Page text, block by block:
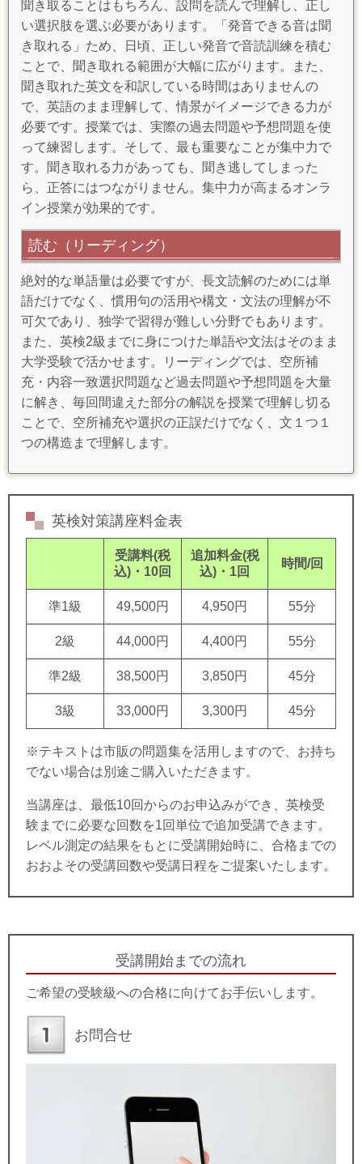
聞き取ることはもちろん、設問を読んで理解し、正し
い選択肢を選ぶ必要があります。「発音できる音は聞
き取れる」ため、日頃、正しい発音で音読訓練を積む
ことで、聞き取れる範囲が大幅に広がります。また、
聞き取れた英文を和訳している時間はありませんの
で、英語のまま理解して、情景がイメージできる力が
必要です。授業では、実際の過去問題や予想問題を使
って練習します。そして、最も重要なことが集中力で
す。聞き取れる力があっても、聞き逃してしまった
ら、正答にはつながりません。集中力が高まるオンラ
イン授業が効果的です。
読む（リーディング）
絶対的な単語量は必要ですが、長文読解のためには単
語だけでなく、慣用句の活用や構文・文法の理解が不
可欠であり、独学で習得が難しい分野でもあります。
また、英検2級までに身につけた単語や文法はそのまま
大学受験で活かせます。リーディングでは、空所補
充・内容一致選択問題など過去問題や予想問題を大量
に解き、毎回間違えた部分の解説を授業で理解し切る
ことで、空所補充や選択の正誤だけでなく、文１つ１
つの構造まで理解します。
英検対策講座料金表
受講料(税
込)・10回
追加料金(税
込) ・1回
時間/回
準1級 49,500円 4,950円 55分
2級 44,000円 4,400円 55分
準2級 38,500円 3,850円 45分
3級 33,000円 3,300円 45分
※テキストは市販の問題集を活用しますので、お持ち
でない場合は別途ご購入いただきます。
当講座は、最低10回からのお申込みができ、英検受
験までに必要な回数を1回単位で追加受講できます。
レベル測定の結果をもとに受講開始時に、合格までの
おおよその受講回数や受講日程をご提案いたします。
受講開始までの流れ
ご希望の受験級への合格に向けてお手伝いします。
お問合せ